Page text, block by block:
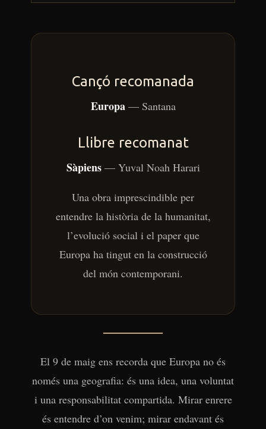
Cançó recomanada
Europa— Santana
Llibre recomanat
Sàpiens— Yuval Noah Harari
Una obra imprescindible per
entendre la història de la humanitat,
l’evolució social i el paper que
Europa ha tingut en la construcció
del món contemporani.
El 9 de maig ens recorda que Europa no és
només una geografia: és una idea, una voluntat
i una responsabilitat compartida. Mirar enrere
és entendre d’on venim; mirar endavant és